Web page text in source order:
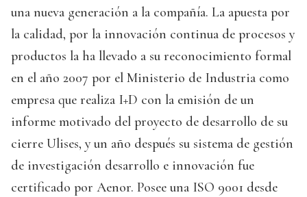
una nueva generación a la compañía. La apuesta por
la calidad, por la innovación continua de procesos y
productos la ha llevado a su reconocimiento formal
en el año 2007 por el Ministerio de Industria como
empresa que realiza I+D con la emisión de un
informe motivado del proyecto de desarrollo de su
cierre Ulises, y un año después su sistema de gestión
de investigación desarrollo e innovación fue
certificado por Aenor. Posee una ISO 9001 desde